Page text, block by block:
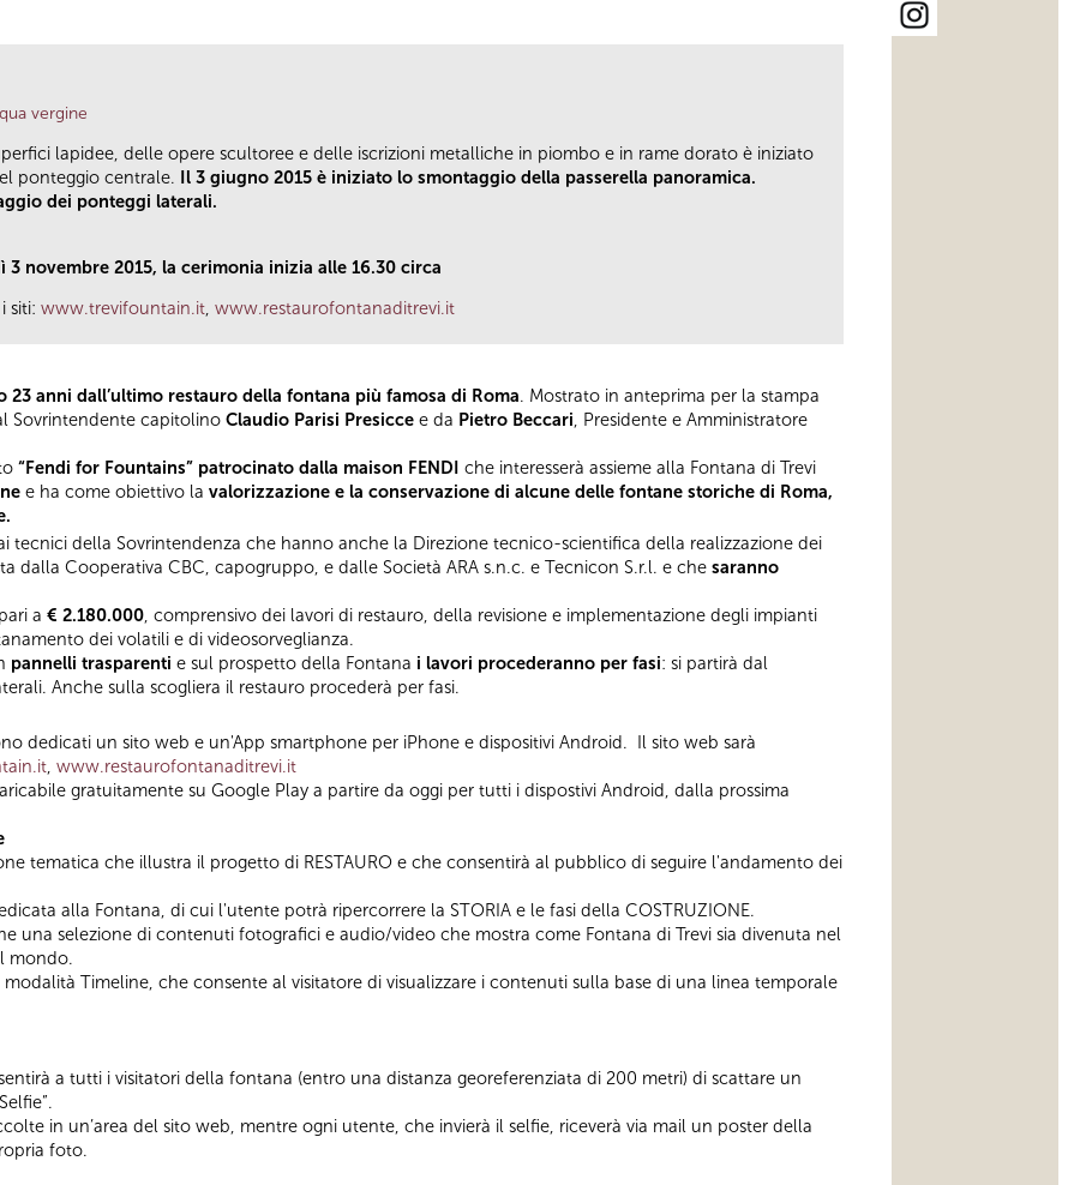
vergine
lapidee, delle opere scultoree e delle iscrizioni metalliche in piombo e in rame dorato è iniziato
ponteggio centrale. Il 3 giugno 2015 è iniziato lo smontaggio della passerella panoramica.
dei ponteggi laterali.
novembre 2015, la cerimonia inizia alle 16.30 circa
siti: www.trevifountain.it, www.restaurofontanaditrevi.it
23 anni dall’ultimo restauro della fontana più famosa di Roma. Mostrato in anteprima per la stampa
Sovrintendente capitolino Claudio Parisi Presicce e da Pietro Beccari, Presidente e Amministratore
“Fendi for Fountains” patrocinato dalla maison FENDI che interesserà assieme alla Fontana di Trevi
e ha come obiettivo la valorizzazione e la conservazione di alcune delle fontane storiche di Roma,
tecnici della Sovrintendenza che hanno anche la Direzione tecnico-scientifica della realizzazione dei
dalla Cooperativa CBC, capogruppo, e dalle Società ARA s.n.c. e Tecnicon S.r.l. e che saranno
a € 2.180.000, comprensivo dei lavori di restauro, della revisione e implementazione degli impianti
dei volatili e di videosorveglianza.
pannelli trasparenti e sul prospetto della Fontana i lavori procederanno per fasi: si partirà dal
Anche sulla scogliera il restauro procederà per fasi.
dedicati un sito web e un'App smartphone per iPhone e dispositivi Android. Il sito web sarà
, www.restaurofontanaditrevi.it
gratuitamente su Google Play a partire da oggi per tutti i dispostivi Android, dalla prossima
tematica che illustra il progetto di RESTAURO e che consentirà al pubblico di seguire l'andamento dei
alla Fontana, di cui l'utente potrà ripercorrere la STORIA e le fasi della COSTRUZIONE.
una selezione di contenuti fotografici e audio/video che mostra come Fontana di Trevi sia divenuta nel
mondo.
Timeline, che consente al visitatore di visualizzare i contenuti sulla base di una linea temporale
a tutti i visitatori della fontana (entro una distanza georeferenziata di 200 metri) di scattare un
in un’area del sito web, mentre ogni utente, che invierà il selfie, riceverà via mail un poster della
foto.